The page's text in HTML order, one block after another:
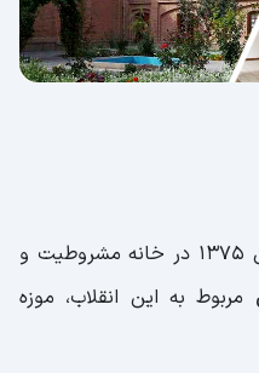
طی تغییرات صورت گرفته در سال 1375 در خانه مشروطیت و
مربوط به این انقلاب، موزه